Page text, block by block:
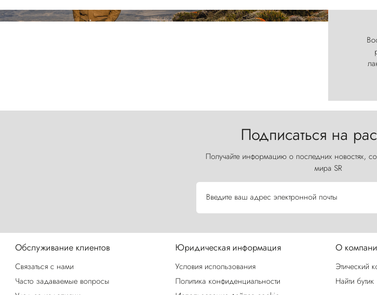
Подписаться на
Получайте информацию о последних новостях,
мира SR
Введите ваш адрес электронной почты
Обслуживание клиентов
Связаться с нами
Часто задаваемые вопросы
Юридическая информация
Условия использования
Политика конфиденциальности
О
Этический
Найти бутик